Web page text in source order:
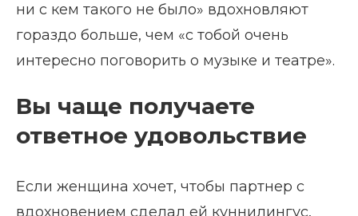
ни с кем такого не было» вдохновляют
гораздо больше, чем «с тобой очень
интересно поговорить о музыке и театре».
Вы чаще получаете
ответное удовольствие
Если женщина хочет, чтобы партнер с
вдохновением сделал ей куннилингус,